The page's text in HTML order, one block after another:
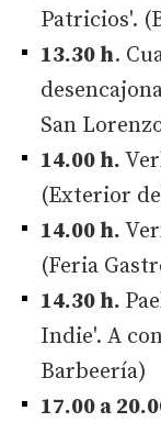
Patricios'.
13.30 h.
San
14.00 h.
(Exterior
14.00 h.
(Feria
14.30 h.
Indie'. A
Barbeería)
17.00 a